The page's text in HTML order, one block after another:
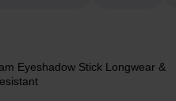
Eyeshadow Stick Longwear &